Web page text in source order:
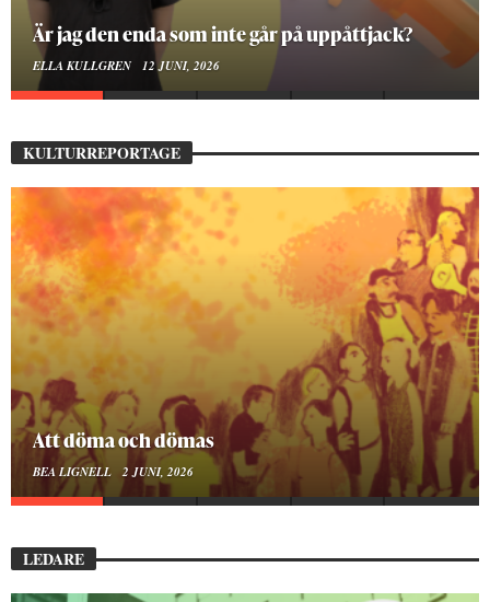
På stadsbiblioteket hittar jag det mänskliga
MOA LINDROTH 10 JUNI, 2026
KULTURREPORTAGE
Mellan ånger och ältande
BEA LIGNELL 23 MARS, 2026
LEDARE